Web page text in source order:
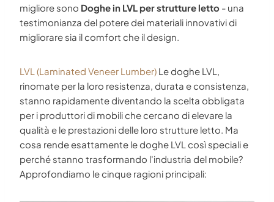
migliore sono Doghe in LVL per strutture letto - una
testimonianza del potere dei materiali innovativi di
migliorare sia il comfort che il design.
LVL (Laminated Veneer Lumber) Le doghe LVL,
rinomate per la loro resistenza, durata e consistenza,
stanno rapidamente diventando la scelta obbligata
per i produttori di mobili che cercano di elevare la
qualità e le prestazioni delle loro strutture letto. Ma
cosa rende esattamente le doghe LVL così speciali e
perché stanno trasformando l'industria del mobile?
Approfondiamo le cinque ragioni principali: